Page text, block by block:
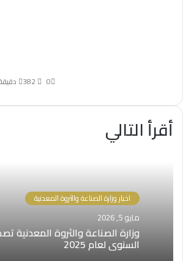
0
أقرأ التالي
اخبار وزارة الصناعة والثروة المعدنية
مايو 5, 2026
وزارة ⁧الصناعة والثروة المعدنية⁩
السنوي لعام 2025